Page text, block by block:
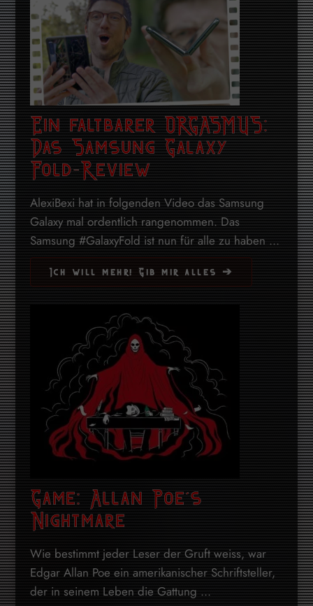
Ein faltbarer ORGASMUS:
Das Samsung Galaxy
Fold-Review
AlexiBexi hat in folgenden Video das Samsung
Galaxy mal ordentlich rangenommen. Das
Samsung #GalaxyFold ist nun für alle zu haben ...
Ich will mehr! Gib mir alles ➔
Game: Allan Poe’s
Nightmare
Wie bestimmt jeder Leser der Gruft weiss, war
Edgar Allan Poe ein amerikanischer Schriftsteller,
der in seinem Leben die Gattung ...